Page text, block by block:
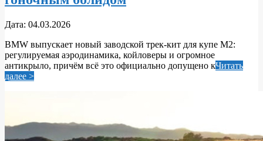
2026-
04
Дата: 04.03.2026
BMW выпускает новый заводской трек‑кит для купе M2:
регулируемая аэродинамика, койловеры и огромное
антикрыло, причём всё это официально допущено кЧитать
далее >